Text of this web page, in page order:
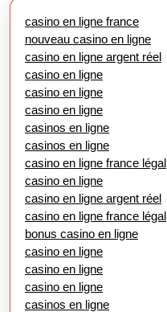
casino en ligne france
nouveau casino en ligne
casino en ligne argent réel
casino en ligne
casino en ligne
casino en ligne
casinos en ligne
casinos en ligne
casino en ligne france légal
casino en ligne
casino en ligne argent réel
casino en ligne france légal
bonus casino en ligne
casino en ligne
casino en ligne
casino en ligne
casinos en ligne